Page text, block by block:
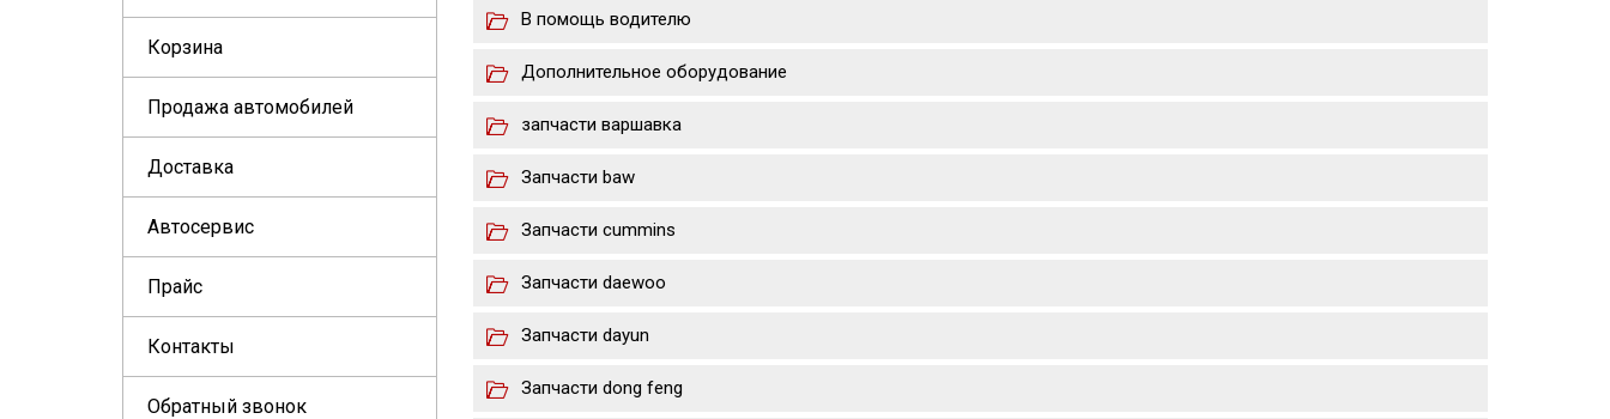
Корзина
Продажа автомобилей
Доставка
Автосервис
Прайс
Контакты
Обратный звонок
В помощь водителю
Дополнительное оборудование
запчасти варшавка
Запчасти baw
Запчасти cummins
Запчасти daewoo
Запчасти dayun
Запчасти dong feng